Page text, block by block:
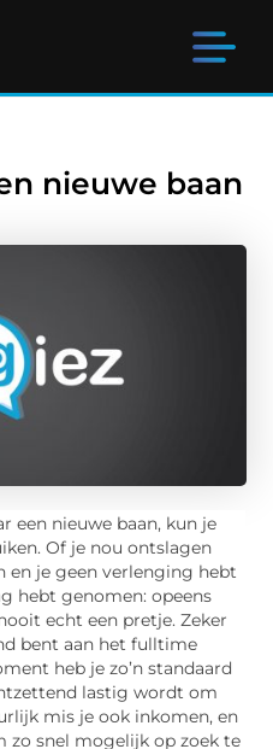
nieuwe baan
een nieuwe baan, kun je
Of je nou ontslagen
en je geen verlenging hebt
hebt genomen: opeens
echt een pretje. Zeker
bent aan het fulltime
heb je zo’n standaard
lastig wordt om
mis je ook inkomen, en
zo snel mogelijk op zoek te